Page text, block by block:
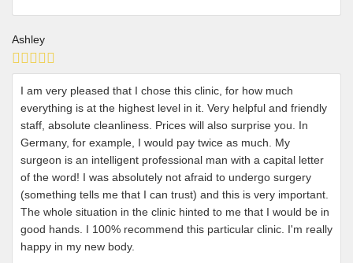
Ashley
I am very pleased that I chose this clinic, for how much
everything is at the highest level in it. Very helpful and friendly
staff, absolute cleanliness. Prices will also surprise you. In
Germany, for example, I would pay twice as much. My
surgeon is an intelligent professional man with a capital letter
of the word! I was absolutely not afraid to undergo surgery
(something tells me that I can trust) and this is very important.
The whole situation in the clinic hinted to me that I would be in
good hands. I 100% recommend this particular clinic. I'm really
happy in my new body.